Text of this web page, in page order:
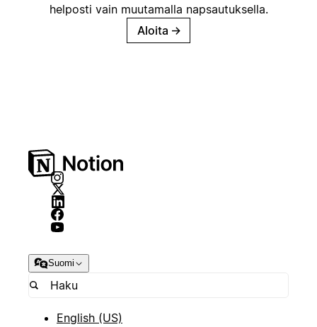
helposti vain muutamalla napsautuksella.
Aloita →
Suomi
English (US)